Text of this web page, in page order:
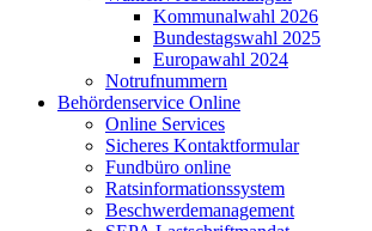
Kommunalwahl 2026
Bundestagswahl 2025
Europawahl 2024
Notrufnummern
Behördenservice Online
Online Services
Sicheres Kontaktformular
Fundbüro online
Ratsinformationssystem
Beschwerdemanagement